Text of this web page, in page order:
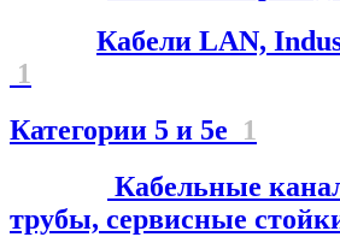
Кабели LAN,
1
Категории 5 и 5е 1
Кабельные
трубы, сервисные